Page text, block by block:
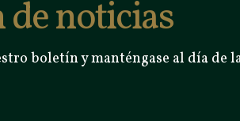
noticias
boletín y manténgase al día de